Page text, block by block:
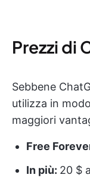
Prezzi di
Sebbene
utilizza in
maggiori
Free
In più: 20 $